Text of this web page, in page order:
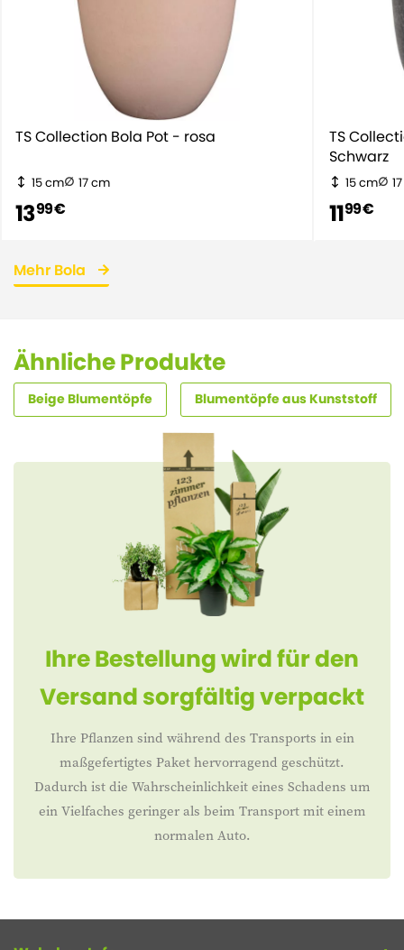
TS Collection Bola Pot - rosa
15 cm 17 cm
1399 €
TS
Schwarz
15 cm
1199 €
Mehr Bola
Ähnliche Produkte
Beige Blumentöpfe Blumentöpfe aus Kunststoff
Ihre Bestellung wird für den
Versand sorgfältig verpackt
Ihre Pflanzen sind während des Transports in ein
maßgefertigtes Paket hervorragend geschützt.
Dadurch ist die Wahrscheinlichkeit eines Schadens um
ein Vielfaches geringer als beim Transport mit einem
normalen Auto.